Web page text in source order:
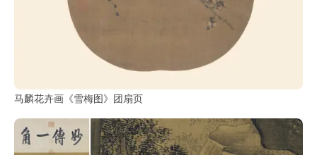
马麟花卉画《雪梅图》团扇页